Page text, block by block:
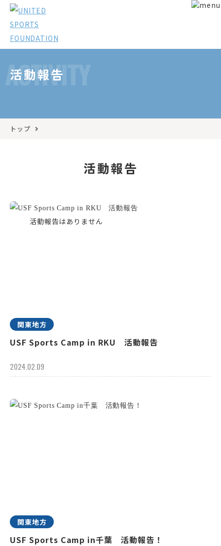
ACTIVITY
活動報告
トップ
活動報告
関東地方
USF Sports Camp in RKU 活動報告
2024.02.09
関東地方
USF Sports Camp in千葉 活動報告！